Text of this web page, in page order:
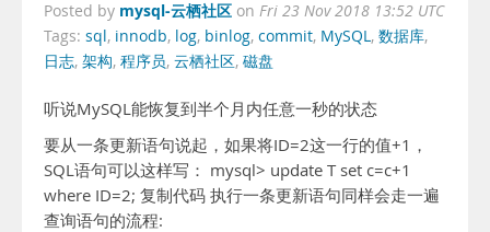
Posted by mysql-云栖社区 on Fri 23 Nov 2018 13:52 UTC
Tags: sql, innodb, log, binlog, commit, MySQL, 数据库,
日志, 架构, 程序员, 云栖社区, 磁盘
听说MySQL能恢复到半个月内任意一秒的状态
要从一条更新语句说起，如果将ID=2这一行的值+1，
SQL语句可以这样写： mysql> update T set c=c+1
where ID=2; 复制代码 执行一条更新语句同样会走一遍
查询语句的流程: